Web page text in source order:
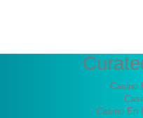
Casino
Casino En